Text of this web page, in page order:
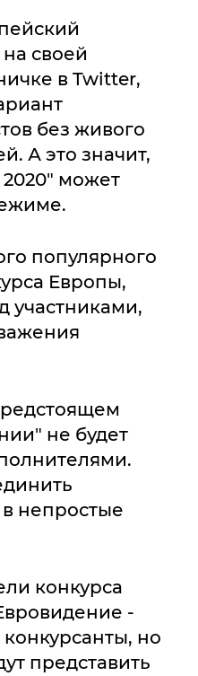
своей
в Twitter,
без живого
А это значит,
может
популярного
Европы,
участниками,
не будет
непростые
конкурса
-
конкурсанты, но
представить